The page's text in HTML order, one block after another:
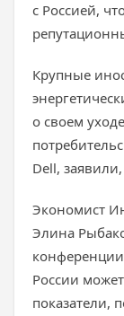
с Россией,
Крупные
о своем
Dell,
Экономист
Элина
России
показатели,